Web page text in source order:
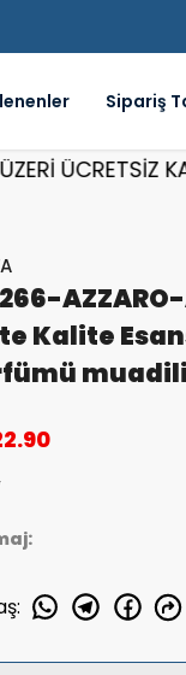
Sipariş
ÜCRETSİZ
Kalite
: